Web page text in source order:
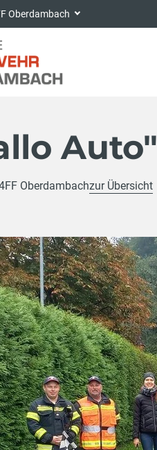
Oberdambach
Auto"
FF Oberdambachzur Übersicht